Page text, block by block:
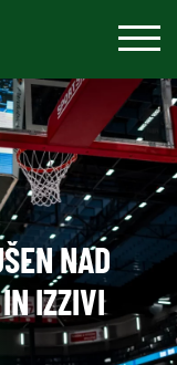
NAD
IZZIVI